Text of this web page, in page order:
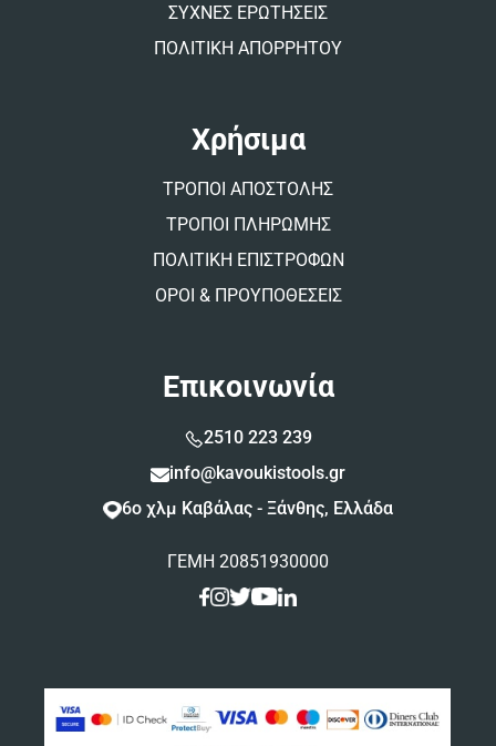
ΣΥΧΝΕΣ ΕΡΩΤΗΣΕΙΣ
ΠΟΛΙΤΙΚΗ ΑΠΟΡΡΗΤΟΥ
Χρήσιμα
ΤΡΟΠΟΙ ΑΠΟΣΤΟΛΗΣ
ΤΡΟΠΟΙ ΠΛΗΡΩΜΗΣ
ΠΟΛΙΤΙΚΗ ΕΠΙΣΤΡΟΦΩΝ
ΟΡΟΙ & ΠΡΟΥΠΟΘΕΣΕΙΣ
Επικοινωνία
2510 223 239
info@kavoukistools.gr
6ο χλμ Καβάλας - Ξάνθης, Ελλάδα
ΓΕΜΗ 20851930000